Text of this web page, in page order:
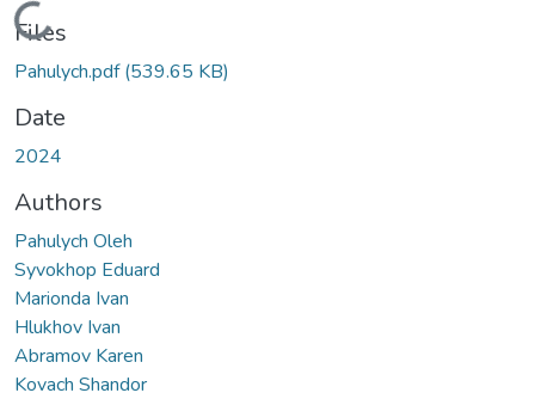
Loading...
Files
Pahulych.pdf(539.65 KB)
Date
2024
Authors
Pahulych Oleh
Syvokhop Eduard
Marionda Ivan
Hlukhov Ivan
Abramov Karen
Kovach Shandor